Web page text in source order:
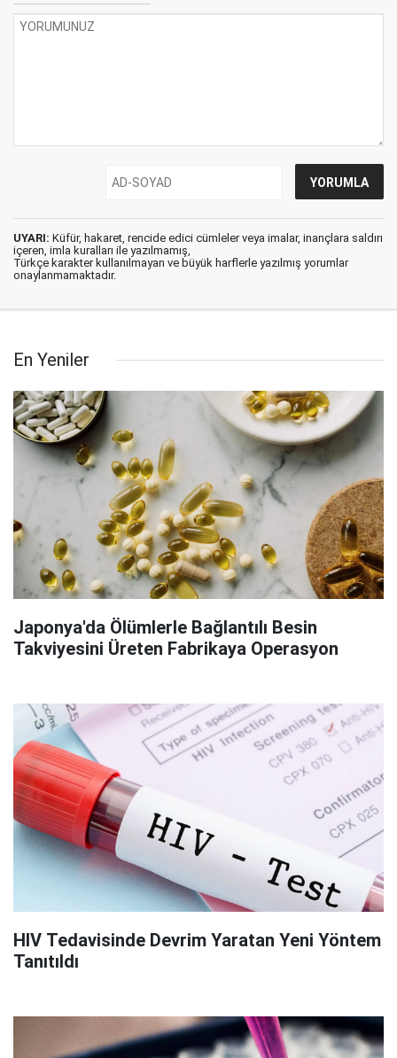
UYARI: Küfür, hakaret, rencide edici cümleler veya imalar, inançlara saldırı
içeren, imla kuralları ile yazılmamış,
Türkçe karakter kullanılmayan ve büyük harflerle yazılmış yorumlar
onaylanmamaktadır.
En Yeniler
Japonya'da Ölümlerle Bağlantılı Besin
Takviyesini Üreten Fabrikaya Operasyon
HIV Tedavisinde Devrim Yaratan Yeni Yöntem
Tanıtıldı